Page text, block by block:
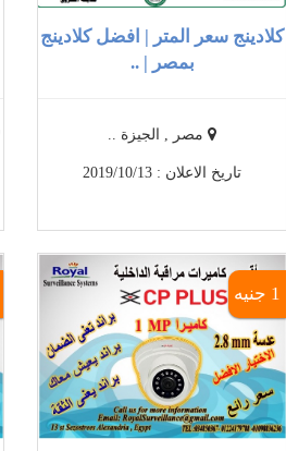
كلادينج سعر المتر | افضل كلادينج
بمصر | ..
مصر , الجيزة ..
تاريخ الاعلان : 2019/10/13
1 جنيه